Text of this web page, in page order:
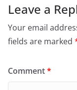
Leave a
Your email
fields are marked
Comment*